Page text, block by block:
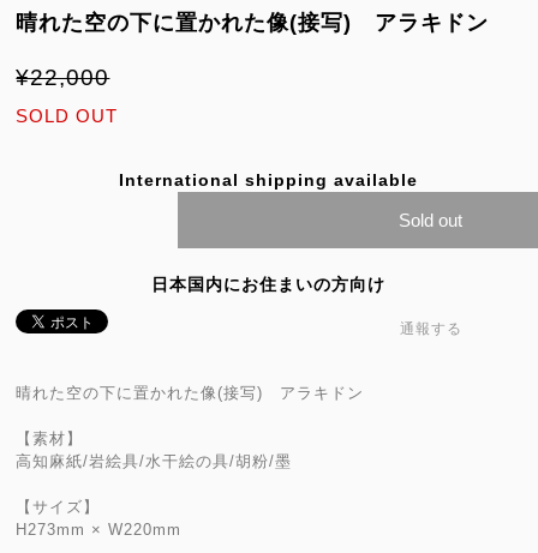
晴れた空の下に置かれた像(接写) アラキドン
¥22,000
SOLD OUT
International shipping available
Sold out
日本国内にお住まいの方向け
通報する
晴れた空の下に置かれた像(接写) アラキドン
【素材】
高知麻紙/岩絵具/水干絵の具/胡粉/墨
【サイズ】
H273mm × W220mm